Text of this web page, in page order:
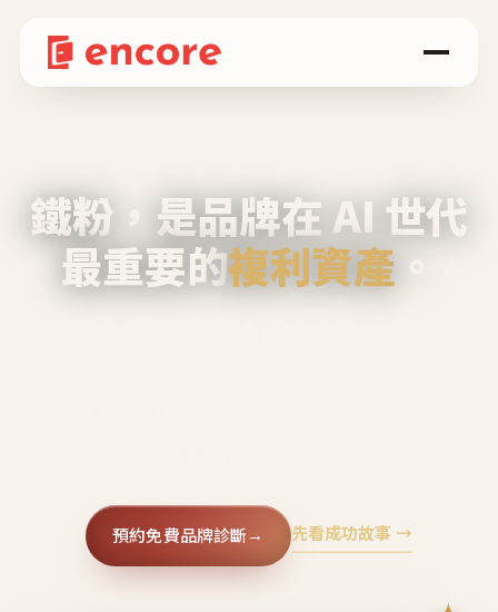
鐵粉，是品牌在 AI 世代
最重要的複利資產 。
預約免費品牌診斷→ 先看成功故事 →